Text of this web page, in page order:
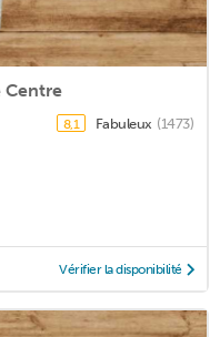
Centre
8,1 Fabuleux (1473)
Vérifier la disponibilité